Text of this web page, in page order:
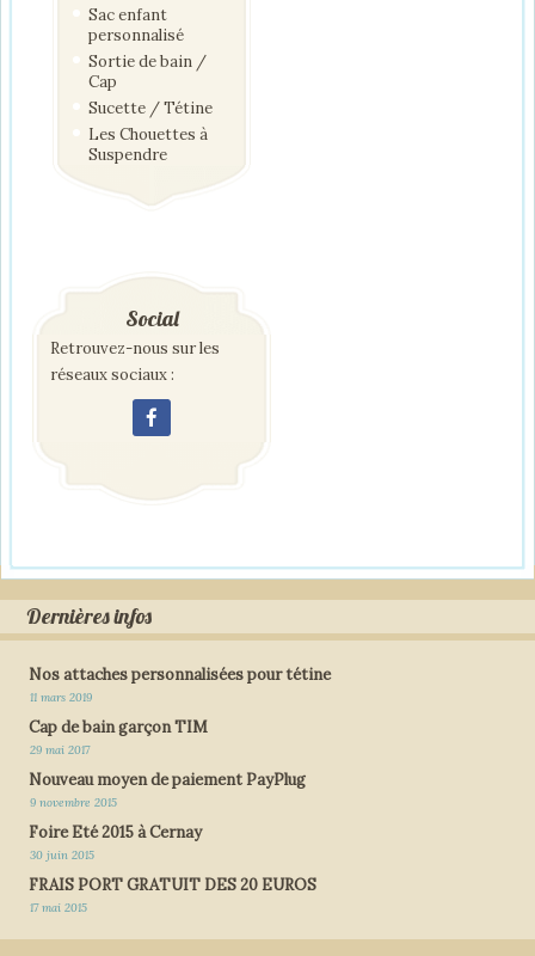
Sac enfant
personnalisé
Sortie de bain /
Cap
Sucette / Tétine
Les Chouettes à
Suspendre
Social
Retrouvez-nous sur les
réseaux sociaux :
Dernières infos
Nos attaches personnalisées pour tétine
11 mars 2019
Cap de bain garçon TIM
29 mai 2017
Nouveau moyen de paiement PayPlug
9 novembre 2015
Foire Eté 2015 à Cernay
30 juin 2015
FRAIS PORT GRATUIT DES 20 EUROS
17 mai 2015